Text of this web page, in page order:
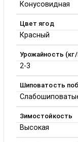
Конусовидная
Цвет ягод
Красный
Урожайность (кг/
2-3
Шиповатость
Зимостойкость
Высокая